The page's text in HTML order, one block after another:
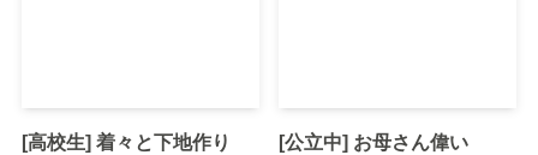
[高校生] 着々と下地作り [公立中] お母さん偉い